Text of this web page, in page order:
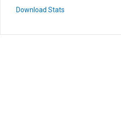
Download Stats